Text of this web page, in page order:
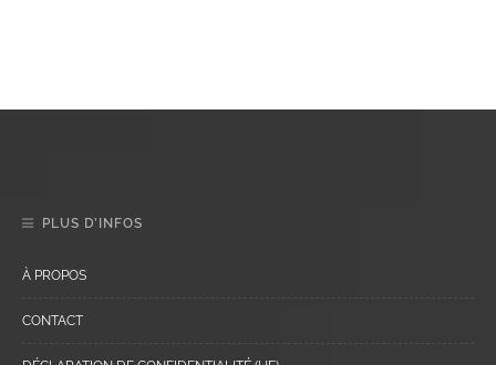
PLUS D’INFOS
À PROPOS
CONTACT